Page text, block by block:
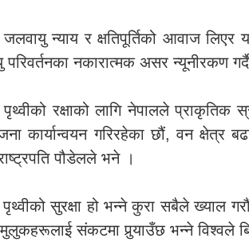
न्याय र क्षतिपूर्तिको आवाज
नकारात्मक असर न्यूनीरकण
रक्षाको लागि नेपालले
कार्यान्वयन गरिरहेका छौं, वन
पौडेलले भने ।
सुरक्षा हो भन्ने कुरा सबैले ख्याल
संकटमा पुर्‍याउँछ भन्ने विश्वले